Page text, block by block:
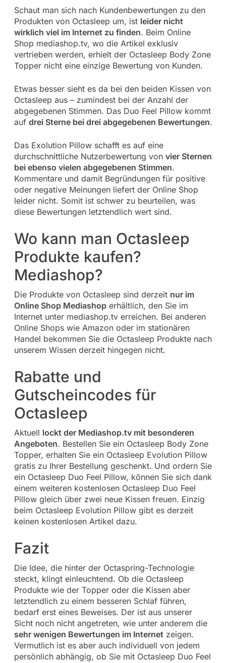
Schaut man sich nach Kundenbewertungen zu den
Produkten von Octasleep um, ist leider nicht
wirklich viel im Internet zu finden. Beim Online
Shop mediashop.tv, wo die Artikel exklusiv
vertrieben werden, erhielt der Octasleep Body Zone
Topper nicht eine einzige Bewertung von Kunden.
Etwas besser sieht es da bei den beiden Kissen von
Octasleep aus – zumindest bei der Anzahl der
abgegebenen Stimmen. Das Duo Feel Pillow kommt
auf drei Sterne bei drei abgegebenen Bewertungen.
Das Exolution Pillow schafft es auf eine
durchschnittliche Nutzerbewertung von vier Sternen
bei ebenso vielen abgegebenen Stimmen.
Kommentare und damit Begründungen für positive
oder negative Meinungen liefert der Online Shop
leider nicht. Somit ist schwer zu beurteilen, was
diese Bewertungen letztendlich wert sind.
Wo kann man Octasleep
Produkte kaufen?
Mediashop?
Die Produkte von Octasleep sind derzeit nur im
Online Shop Mediashoperhältlich, den Sie im
Internet unter mediashop.tv erreichen. Bei anderen
Online Shops wie Amazon oder im stationären
Handel bekommen Sie die Octasleep Produkte nach
unserem Wissen derzeit hingegen nicht.
Rabatte und
Gutscheincodes für
Octasleep
Aktuell lockt der Mediashop.tv mit besonderen
Angeboten. Bestellen Sie ein Octasleep Body Zone
Topper, erhalten Sie ein Octasleep Evolution Pillow
gratis zu Ihrer Bestellung geschenkt. Und ordern Sie
ein Octasleep Duo Feel Pillow, können Sie sich dank
einem weiteren kostenlosen Octasleep Duo Feel
Pillow gleich über zwei neue Kissen freuen. Einzig
beim Octasleep Evolution Pillow gibt es derzeit
keinen kostenlosen Artikel dazu.
Fazit
Die Idee, die hinter der Octaspring-Technologie
steckt, klingt einleuchtend. Ob die Octasleep
Produkte wie der Topper oder die Kissen aber
letztendlich zu einem besseren Schlaf führen,
bedarf erst eines Beweises. Der ist aus unserer
Sicht noch nicht angetreten, wie unter anderem die
sehr wenigen Bewertungen im Internet zeigen.
Vermutlich ist es aber auch individuell von jedem
persönlich abhängig, ob Sie mit Octasleep Duo Feel